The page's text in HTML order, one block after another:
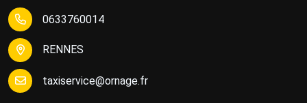
0633760014
RENNES
taxiservice@ornage.fr